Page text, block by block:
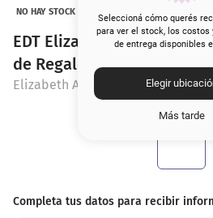
Seleccioná cómo querés
para ver el stock, los costos
de entrega disponibles
Elegir
Más tarde
NO HAY STOCK
EDT Elizabeth White Tea
de Regalo
Elizabeth Arden
5. corrector
6. rubor
7. serum
10. cher